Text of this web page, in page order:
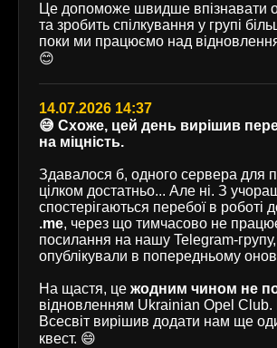
Це допоможе швидше впізнавати
та зробить спілкування у групі
поки ми працюємо над
😊
14.07.2026 14:37
😅 Схоже, цей день вирішив
на міцність.
Здавалося б, одного сервера для
цілком достатньо... Але ні. З
спостерігаються перебої в роботі
.me, через що тимчасово не
посилання на нашу Telegram-
опублікували в попередньому
На щастя, це жодним чином не
відновленням Ukrainian Opel Club.
Всесвіт вирішив додати нам ще
квест. 😄